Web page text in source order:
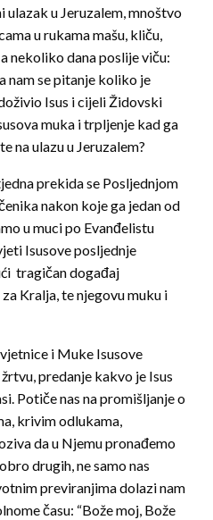
ulazak u Jeruzalem, mnoštvo
u rukama mašu, kliču,
nekoliko dana poslije viču:
nam se pitanje koliko je
Isus i cijeli Židovski
muka i trpljenje kad ga
na ulazu u Jeruzalem?
prekida se Posljednjom
nakon koje ga jedan od
u muci po Evanđelistu
Isusove posljednje
tragičan događaj
Kralja, te njegovu muku i
i Muke Isusove
predanje kakvo je Isus
Potiče nas na promišljanje o
krivim odlukama,
da u Njemu pronađemo
drugih, ne samo nas
previranjima dolazi nam
času: “Bože moj, Bože